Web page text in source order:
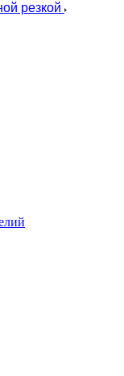
резкой